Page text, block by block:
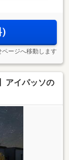
)
ページへ移動します
アイパッソの